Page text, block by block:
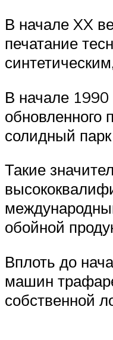
В начале XX
печатание
В начале
обновленного
солидный
Такие
обойной
Вплоть до
машин
собственной